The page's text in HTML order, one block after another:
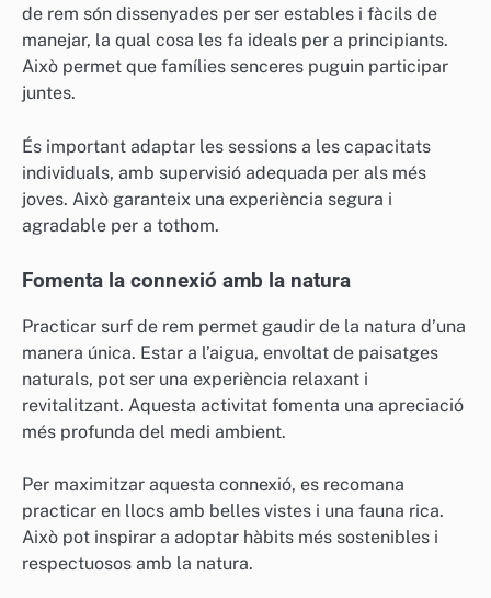
de rem són dissenyades per ser estables i fàcils de
manejar, la qual cosa les fa ideals per a principiants.
Això permet que famílies senceres puguin participar
juntes.
És important adaptar les sessions a les capacitats
individuals, amb supervisió adequada per als més
joves. Això garanteix una experiència segura i
agradable per a tothom.
Fomenta la connexió amb la natura
Practicar surf de rem permet gaudir de la natura d’una
manera única. Estar a l’aigua, envoltat de paisatges
naturals, pot ser una experiència relaxant i
revitalitzant. Aquesta activitat fomenta una apreciació
més profunda del medi ambient.
Per maximitzar aquesta connexió, es recomana
practicar en llocs amb belles vistes i una fauna rica.
Això pot inspirar a adoptar hàbits més sostenibles i
respectuosos amb la natura.